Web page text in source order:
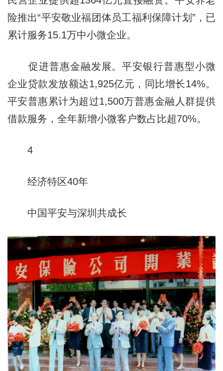
险推出“平安敬业福团体员工福利保障计划”，已
累计服务15.1万中小微企业。
促进普惠金融发展。平安银行普惠型小微
企业贷款发放额达1,925亿元，同比增长14%。
平安普惠累计为超过1,500万普惠金融人群提供
借款服务，全年新增小微客户数占比超70%。
4
经济特区40年
中国平安与深圳共成长